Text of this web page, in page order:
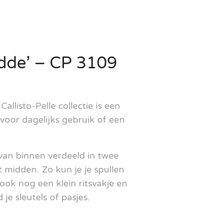
– CP 3109
Pelle collectie is een
dagelijks gebruik of een
binnen verdeeld in twee
Zo kun je je spullen
nog een klein ritsvakje en
sleutels of pasjes.